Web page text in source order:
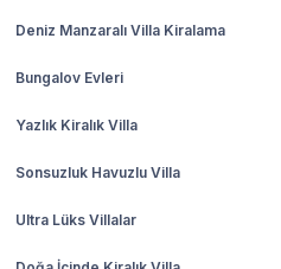
Deniz Manzaralı Villa Kiralama
Bungalov Evleri
Yazlık Kiralık Villa
Sonsuzluk Havuzlu Villa
Ultra Lüks Villalar